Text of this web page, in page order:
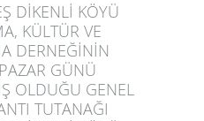
DİKENLİ KÖYÜ
KÜLTÜR VE
DERNEĞİNİN
GÜNÜ
OLDUĞU GENEL
TUTANAĞI